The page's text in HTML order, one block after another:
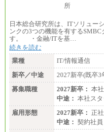
日本総合研究所は、ITソリュー
ンクの3つの機能を有する
す。 ・金融/ITを基…
続きを読む
業種
IT/情報通信
新卒／中途
2027新卒(既卒3
募集職種
2027新卒： 本
中途： 本社スタ
雇用形態
2027新卒： 正
中途： 契約社員